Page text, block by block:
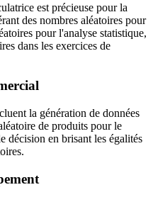
est précieuse pour la
des nombres aléatoires pour
pour l'analyse statistique,
dans les exercices de
la génération de données
de produits pour le
décision en brisant les égalités